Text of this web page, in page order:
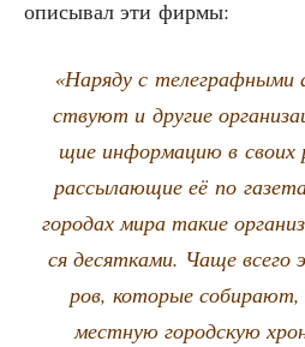
опи­сы­вал эти фирмы:
«Наря­ду с
ству­ют и дру­гие
щие инфор­ма­цию в сво­их
рас­сы­ла­ю­щие её по
горо­дах мира такие
ся десят­ка­ми. Чаще все­го
ров, кото­рые соби­ра­ют,
мест­ную город­скую